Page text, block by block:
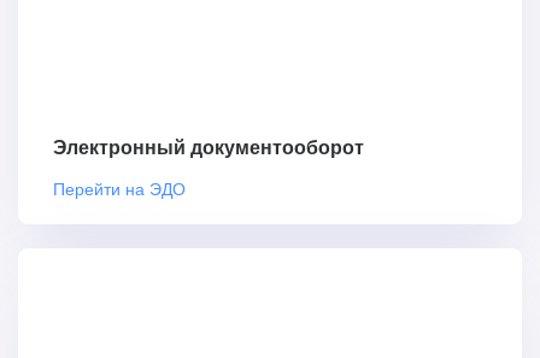
Электронный документооборот
Перейти на ЭДО